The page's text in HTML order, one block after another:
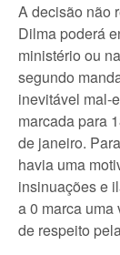
A decisão não
Dilma poderá
ministério ou
segundo
inevitável mal-
marcada para
de janeiro.
havia uma
insinuações e
a 0 marca uma
de respeito